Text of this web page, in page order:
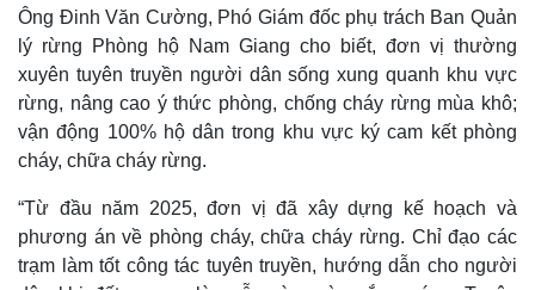
Ông Đinh Văn Cường, Phó Giám đốc phụ trách Ban Quản
lý rừng Phòng hộ Nam Giang cho biết, đơn vị thường
xuyên tuyên truyền người dân sống xung quanh khu vực
rừng, nâng cao ý thức phòng, chống cháy rừng mùa khô;
vận động 100% hộ dân trong khu vực ký cam kết phòng
cháy, chữa cháy rừng.
“Từ đầu năm 2025, đơn vị đã xây dựng kế hoạch và
phương án về phòng cháy, chữa cháy rừng. Chỉ đạo các
trạm làm tốt công tác tuyên truyền, hướng dẫn cho người